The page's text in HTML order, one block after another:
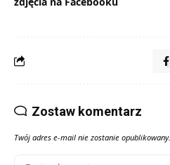
Zostaw komentarz
Twój adres e-mail nie zostanie opublikowany.